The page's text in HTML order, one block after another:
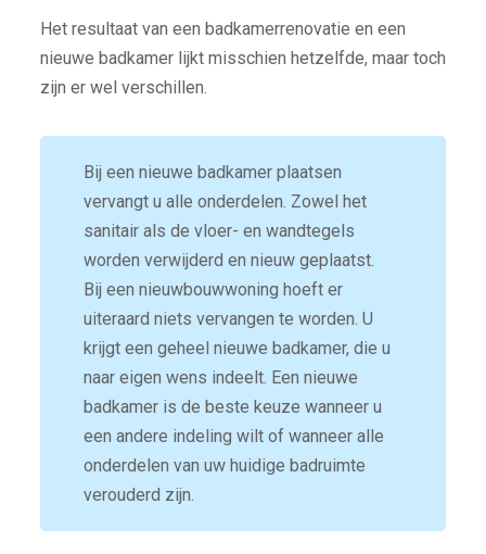
Het resultaat van een badkamerrenovatie en een
nieuwe badkamer lijkt misschien hetzelfde, maar toch
zijn er wel verschillen.
Bij een nieuwe badkamer plaatsen
vervangt u alle onderdelen. Zowel het
sanitair als de vloer- en wandtegels
worden verwijderd en nieuw geplaatst.
Bij een nieuwbouwwoning hoeft er
uiteraard niets vervangen te worden. U
krijgt een geheel nieuwe badkamer, die u
naar eigen wens indeelt. Een nieuwe
badkamer is de beste keuze wanneer u
een andere indeling wilt of wanneer alle
onderdelen van uw huidige badruimte
verouderd zijn.